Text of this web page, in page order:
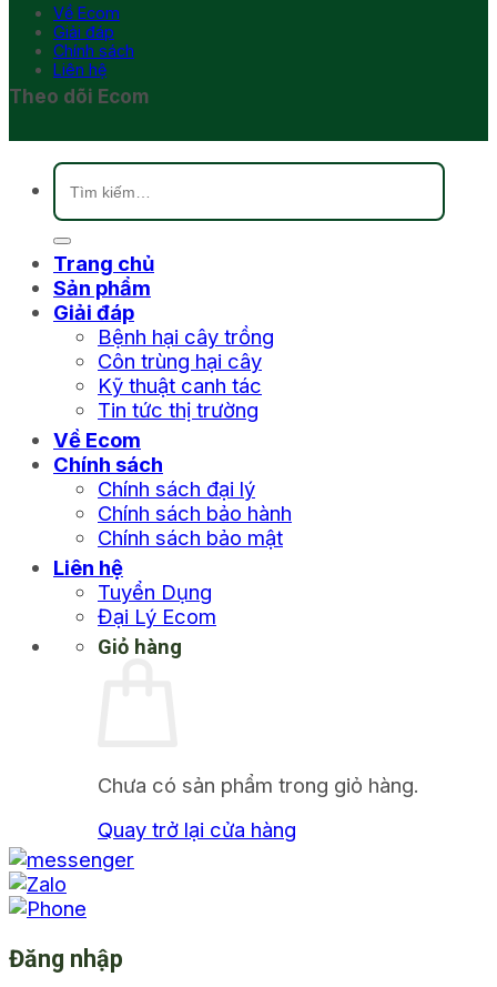
Về Ecom
Giải đáp
Chính sách
Liên hệ
Theo dõi Ecom
Tìm
kiếm:
Trang chủ
Sản phẩm
Giải đáp
Bệnh hại cây trồng
Côn trùng hại cây
Kỹ thuật canh tác
Tin tức thị trường
Về Ecom
Chính sách
Chính sách đại lý
Chính sách bảo hành
Chính sách bảo mật
Liên hệ
Tuyển Dụng
Đại Lý Ecom
Giỏ hàng
Chưa có sản phẩm trong giỏ hàng.
Quay trở lại cửa hàng
Đăng nhập